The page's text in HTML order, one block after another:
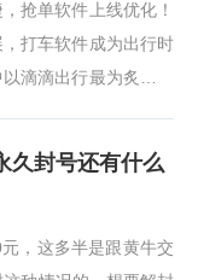
抢单软件上线优化！
打车软件成为出行时
滴滴出行最为炙手可
久封号还有什么
，这多半是跟黄牛交